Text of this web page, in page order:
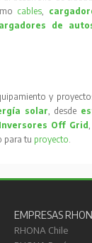
cables,
de
y
solar, desde
Inversores Off Grid,
para tu proyecto.
EMPRESAS
RHONA Chile